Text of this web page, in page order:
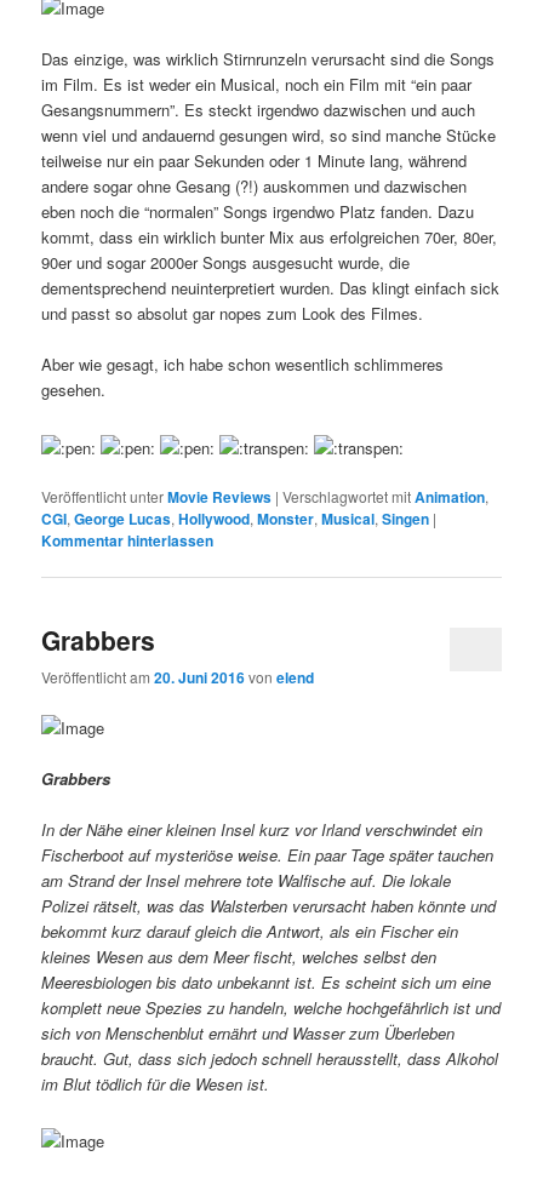
Das einzige, was wirklich Stirnrunzeln verursacht sind die Songs
im Film. Es ist weder ein Musical, noch ein Film mit “ein paar
Gesangsnummern”. Es steckt irgendwo dazwischen und auch
wenn viel und andauernd gesungen wird, so sind manche Stücke
teilweise nur ein paar Sekunden oder 1 Minute lang, während
andere sogar ohne Gesang (?!) auskommen und dazwischen
eben noch die “normalen” Songs irgendwo Platz fanden. Dazu
kommt, dass ein wirklich bunter Mix aus erfolgreichen 70er, 80er,
90er und sogar 2000er Songs ausgesucht wurde, die
dementsprechend neuinterpretiert wurden. Das klingt einfach sick
und passt so absolut gar nopes zum Look des Filmes.
Aber wie gesagt, ich habe schon wesentlich schlimmeres
gesehen.
Veröffentlicht unterMovie Reviews |Verschlagwortet mitAnimation,
CGI,George Lucas,Hollywood,Monster,Musical,Singen |
Kommentar hinterlassen
Grabbers
Veröffentlicht am20. Juni 2016vonelend
Grabbers
In der Nähe einer kleinen Insel kurz vor Irland verschwindet ein
Fischerboot auf mysteriöse weise. Ein paar Tage später tauchen
am Strand der Insel mehrere tote Walfische auf. Die lokale
Polizei rätselt, was das Walsterben verursacht haben könnte und
bekommt kurz darauf gleich die Antwort, als ein Fischer ein
kleines Wesen aus dem Meer fischt, welches selbst den
Meeresbiologen bis dato unbekannt ist. Es scheint sich um eine
komplett neue Spezies zu handeln, welche hochgefährlich ist und
sich von Menschenblut ernährt und Wasser zum Überleben
braucht. Gut, dass sich jedoch schnell herausstellt, dass Alkohol
im Blut tödlich für die Wesen ist.